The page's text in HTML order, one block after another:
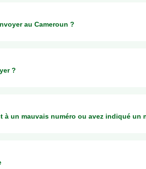
au Cameroun ?
?
à un mauvais numéro ou avez indiqué un